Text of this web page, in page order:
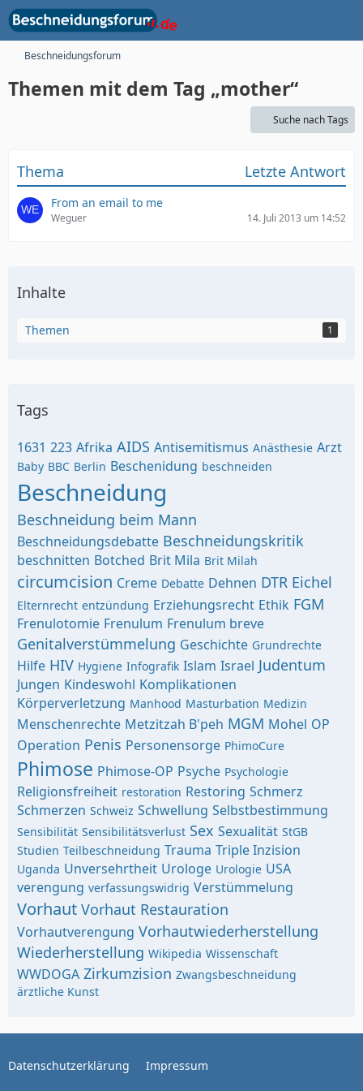
Beschneidungsforum
Themen mit dem Tag „mother“
Suche nach Tags
Thema Letzte Antwort
From an email to me
Weguer 14. Juli 2013 um 14:52
Inhalte
Themen 1
Tags
1631 223 Afrika AIDS Antisemitismus Anästhesie Arzt
Baby BBC Berlin Beschenidung beschneiden
Beschneidung
Beschneidung beim Mann
Beschneidungsdebatte Beschneidungskritik
beschnitten Botched Brit Mila Brit Milah
circumcision Creme Debatte Dehnen DTR Eichel
Elternrecht entzündung Erziehungsrecht Ethik FGM
Frenulotomie Frenulum Frenulum breve
Genitalverstümmelung Geschichte Grundrechte
Hilfe HIV Hygiene Infografik Islam Israel Judentum
Jungen Kindeswohl Komplikationen
Körperverletzung Manhood Masturbation Medizin
Menschenrechte Metzitzah B'peh MGM Mohel OP
Operation Penis Personensorge PhimoCure
Phimose Phimose-OP Psyche Psychologie
Religionsfreiheit restoration Restoring Schmerz
Schmerzen Schweiz Schwellung Selbstbestimmung
Sensibilität Sensibilitätsverlust Sex Sexualität StGB
Studien Teilbeschneidung Trauma Triple Inzision
Uganda Unversehrtheit Urologe Urologie USA
verengung verfassungswidrig Verstümmelung
Vorhaut Vorhaut Restauration
Vorhautverengung Vorhautwiederherstellung
Wiederherstellung Wikipedia Wissenschaft
WWDOGA Zirkumzision Zwangsbeschneidung
ärztliche Kunst
Datenschutzerklärung Impressum